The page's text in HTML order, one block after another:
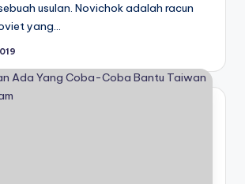
usulan. Novichok adalah racun
yang…